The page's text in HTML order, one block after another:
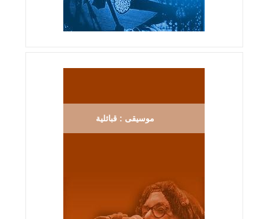
موسيقى : قبائلية